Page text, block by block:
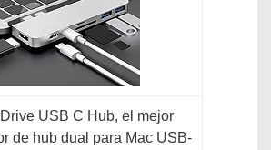
USB C Hub, el mejor
de hub dual para Mac USB-